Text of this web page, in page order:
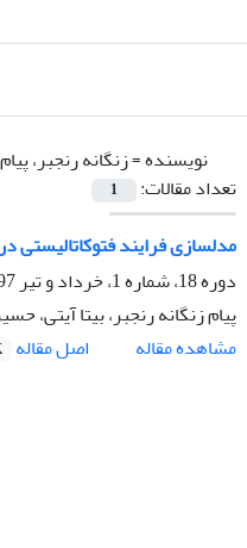
نویسنده =زنگانه رنجبر، پیام
تعداد مقالات:
1
مدلسازی فرایند
دوره 18، شماره 1، خرداد و تیر 1397، صفحه
پیام زنگانه رنجبر، بیتا
مشاهده مقاله
اصل مقاله